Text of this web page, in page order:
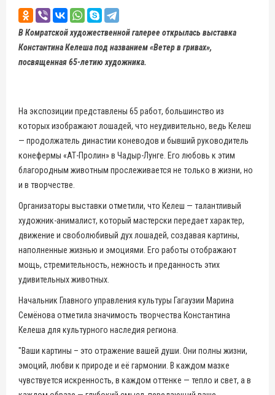
В Комратской художественной галерее открылась выставка
Константина Келеша под названием «Ветер в гривах»,
посвященная 65-летию художника.
На экспозиции представлены 65 работ, большинство из
которых изображают лошадей, что неудивительно, ведь Келеш
— продолжатель династии коневодов и бывший руководитель
конефермы «АТ-Пролин» в Чадыр-Лунге. Его любовь к этим
благородным животным прослеживается не только в жизни, но
и в творчестве.
Организаторы выставки отметили, что Келеш — талантливый
художник-анималист, который мастерски передает характер,
движение и своболюбивый дух лошадей, создавая картины,
наполненные жизнью и эмоциями. Его работы отображают
мощь, стремительность, нежность и преданность этих
удивительных животных.
Начальник Главного управления культуры Гагаузии Марина
Семёнова отметила значимость творчества Константина
Келеша для культурного наследия региона.
"Ваши картины – это отражение вашей души. Они полны жизни,
эмоций, любви к природе и её гармонии. В каждом мазке
чувствуется искренность, в каждом оттенке — тепло и свет, а в